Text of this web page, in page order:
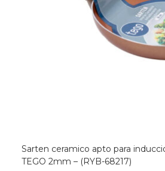
Sarten ceramico apto para
TEGO 2mm – (RYB-68217)